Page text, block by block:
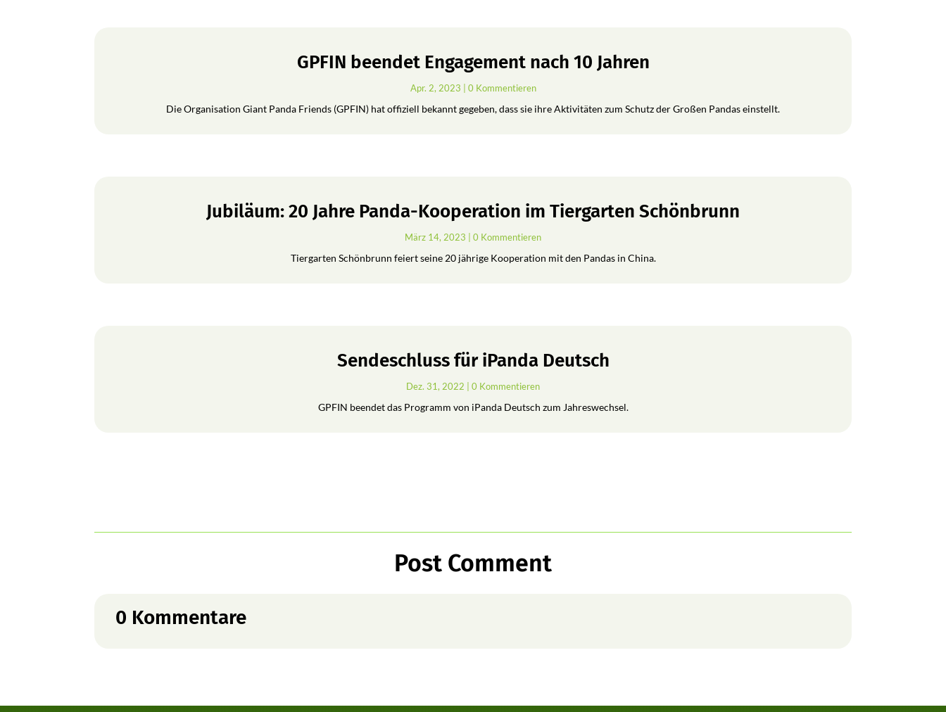
GPFIN beendet Engagement nach 10 Jahren
Apr. 2, 2023 | 0 Kommentieren
Die Organisation Giant Panda Friends (GPFIN) hat offiziell bekannt gegeben, dass sie ihre Aktivitäten zum Schutz der Großen Pandas einstellt.
Jubiläum: 20 Jahre Panda-Kooperation im Tiergarten Schönbrunn
März 14, 2023 | 0 Kommentieren
Tiergarten Schönbrunn feiert seine 20 jährige Kooperation mit den Pandas in China.
Sendeschluss für iPanda Deutsch
Dez. 31, 2022 | 0 Kommentieren
GPFIN beendet das Programm von iPanda Deutsch zum Jahreswechsel.
Post Comment
0 Kommentare